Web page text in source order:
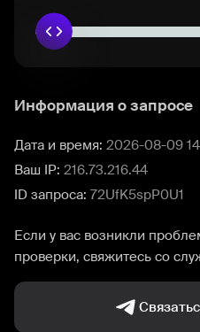
Информация о запросе
Дата и время: 2026-08-09
Ваш IP: 216.73.216.44
ID запроса: 72UfK5spP0U1
Если у вас возникли
проверки, свяжитесь со